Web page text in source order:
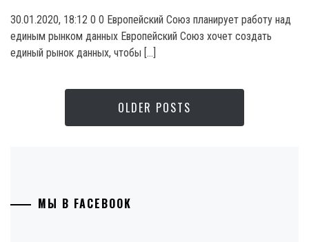
30.01.2020, 18:12 0 0 Европейский Союз планирует работу над
единым рынком данных Европейский Союз хочет создать
единый рынок данных, чтобы […]
OLDER POSTS
МЫ В FACEBOOK